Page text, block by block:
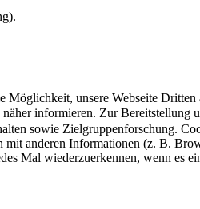
unsere Webseite
näher informieren. Zur Bereitstellung
sowie Zielgruppenforschung.
anderen Informationen (z. B.
Mal wiederzuerkennen, wenn es